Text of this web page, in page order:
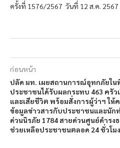
ครั้งที่ 1576/2567 วันที่ 12 ส.ค. 2567
ก่อนหน้า
ปลัด มท. เผยสถานการณ์อุทกภัยใ
ประชาชนได้รับผลกระทบ 463 ครัว
และเสียชีวิต พร้อมสั่งการผู้ว่าฯ ใ
ข้อมูลข่าวสารกับประชาชนและนัก
ด่วนนิรภัย 1784 สายด่วนศูนย์ดำรง
ช่วยเหลือประชาชนตลอด 24 ชั่วโมง